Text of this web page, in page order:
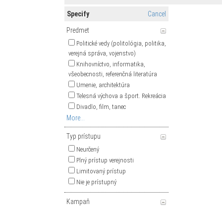
Specify Cancel
Predmet
Politické vedy (politológia, politika,
verejná správa, vojenstvo)
Knihovníctvo, informatika,
všeobecnosti, referenčná literatúra
Umenie, architektúra
Telesná výchova a šport. Rekreácia
Divadlo, film, tanec
More...
Typ prístupu
Neurčený
Plný prístup verejnosti
Limitovaný prístup
Nie je prístupný
Kampaň